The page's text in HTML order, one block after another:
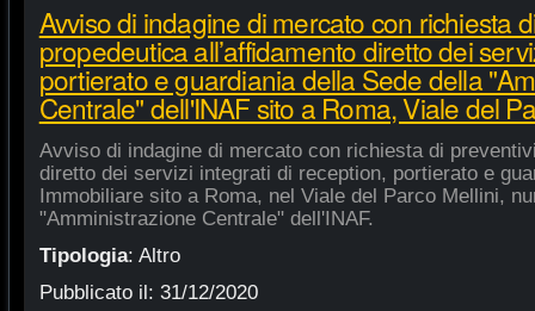
Avviso di indagine di mercato con richiesta
propedeutica all’affidamento diretto dei
portierato e guardiania della Sede della
Centrale" dell'INAF sito a Roma, Viale del
Avviso di indagine di mercato con richiesta di
diretto dei servizi integrati di reception, portierato e
Immobiliare sito a Roma, nel Viale del Parco Mellini,
"Amministrazione Centrale" dell'INAF.
Tipologia: Altro
Pubblicato il: 31/12/2020